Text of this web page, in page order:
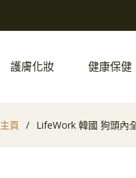
護膚化妝 健康保健
主頁 / LifeWork 韓國 狗頭內